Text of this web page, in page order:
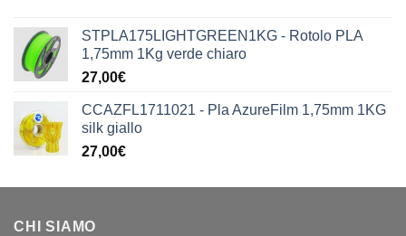
STPLA175LIGHTGREEN1KG - Rotolo PLA
1,75mm 1Kg verde chiaro
27,00€
CCAZFL1711021 - Pla AzureFilm 1,75mm 1KG
silk giallo
27,00€
CHI SIAMO